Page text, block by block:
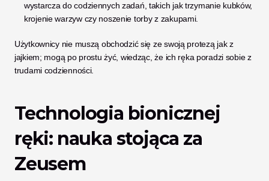
wystarcza do codziennych zadań, takich jak trzymanie kubków,
krojenie warzyw czy noszenie torby z zakupami.
Użytkownicy nie muszą obchodzić się ze swoją protezą jak z
jajkiem; mogą po prostu żyć, wiedząc, że ich ręka poradzi sobie z
trudami codzienności.
Technologia bionicznej
ręki: nauka stojąca za
Zeusem